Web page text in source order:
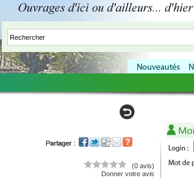
(0 avis)
Donner votre avis